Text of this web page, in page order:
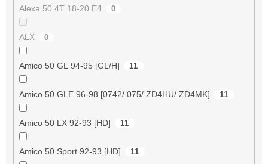
Alexa 50 4T 18-20 E4 0
ALX 0
Amico 50 GL 94-95 [GL/H] 11
Amico 50 GLE 96-98 [0742/ 075/ ZD4HU/ ZD4MK] 11
Amico 50 LX 92-93 [HD] 11
Amico 50 Sport 92-93 [HD] 11